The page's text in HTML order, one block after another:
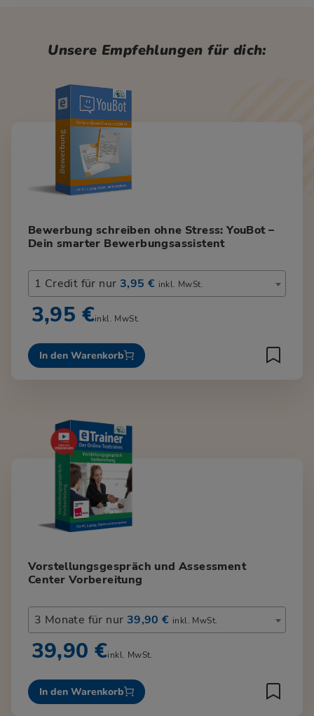
Unsere Empfehlungen für dich:
Bewerbung schreiben ohne Stress: YouBot –
Dein smarter Bewerbungsassistent
1 Credit für nur 3,95 € inkl. MwSt.
3,95 €inkl. MwSt.
In den Warenkorb
Vorstellungsgespräch und Assessment
Center Vorbereitung
3 Monate für nur 39,90 € inkl. MwSt.
39,90 €inkl. MwSt.
In den Warenkorb